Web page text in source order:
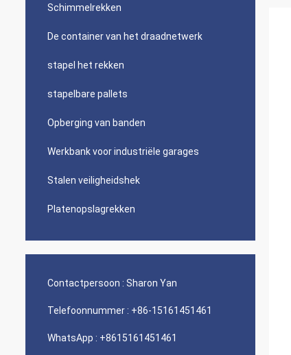
Schimmelrekken
De container van het draadnetwerk
stapel het rekken
stapelbare pallets
Opberging van banden
Werkbank voor industriële garages
Stalen veiligheidshek
Platenopslagrekken
Contactpersoon : Sharon Yan
Telefoonnummer : +86-15161451461
WhatsApp : +8615161451461